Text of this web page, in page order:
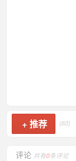
+推荐 (63)
评论 共有0条评论